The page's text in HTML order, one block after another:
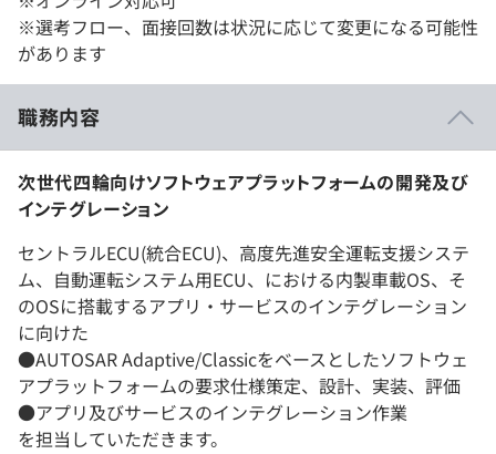
※選考フロー、面接回数は状況に応じて変更になる可能性
があります
職務内容
次世代四輪向けソフトウェアプラットフォームの開発及び
インテグレーション
セントラルECU(統合ECU)、高度先進安全運転支援システ
ム、自動運転システム用ECU、における内製車載OS、そ
のOSに搭載するアプリ・サービスのインテグレーション
に向けた
●AUTOSAR Adaptive/Classicをベースとしたソフトウェ
アプラットフォームの要求仕様策定、設計、実装、評価
●アプリ及びサービスのインテグレーション作業
を担当していただきます。